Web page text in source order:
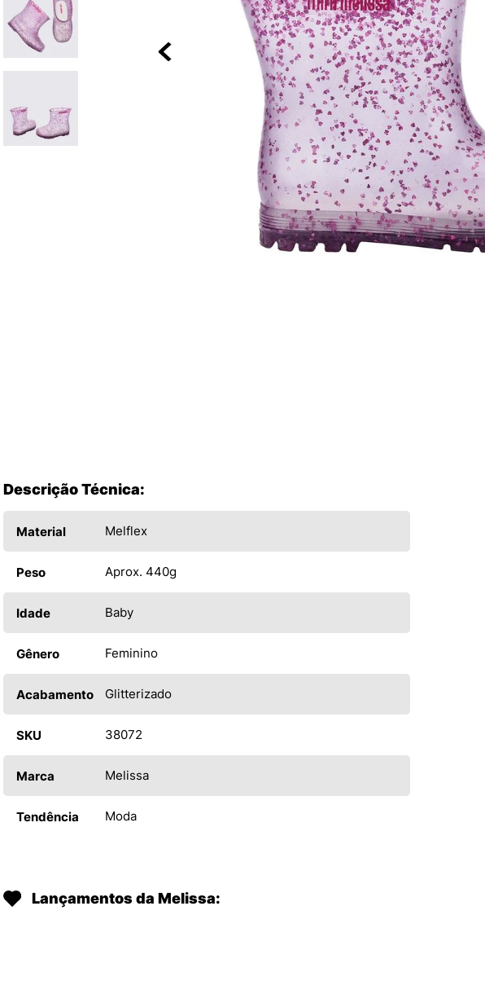
Descrição Técnica:
Material Melflex
Peso Aprox. 440g
Idade Baby
Gênero Feminino
Acabamento Glitterizado
SKU 38072
Marca Melissa
Tendência Moda
Lançamentos da Melissa: